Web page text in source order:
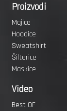
Proizvodi
Majice
Hoodice
Sweatshirt
Šilterice
Maskice
Video
Best OF